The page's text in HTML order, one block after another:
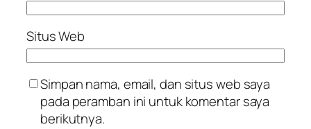
Situs Web
Simpan nama, email, dan situs web saya
pada peramban ini untuk komentar saya
berikutnya.